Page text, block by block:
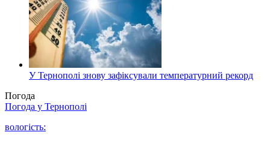
У Тернополі знову зафіксували температурний рекорд
Погода
Погода у Тернополі
вологість: